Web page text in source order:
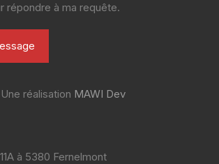
répondre à ma requête.
Une réalisation MAWI Dev
à 5380 Fernelmont